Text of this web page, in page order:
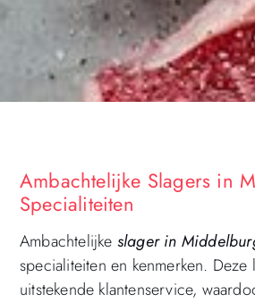
Ambachtelijke Slagers in
Specialiteiten
Ambachtelijke slager in
specialiteiten en kenmerken.
uitstekende klantenservice,